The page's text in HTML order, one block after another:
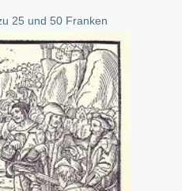
25 und 50 Franken